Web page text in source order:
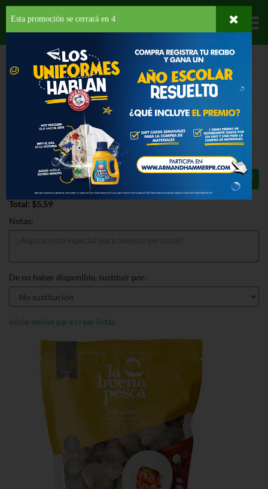
Departamentos
CARNES Y MARISCOS MARISCOS CAMARONES
LA BUENA
PESCA SHRIMP 31/40 EZPEEL
LA BUENA PESCA SHRIMP 31/40
EZPEEL 12 OZ
$5.59
Total: $5.59
Notas:
De no haber disponible, sustituir por:
Inicie sesión para crear listas
Esta promoción se cerrará en 3